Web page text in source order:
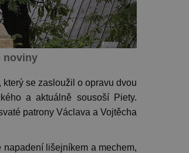
noviny
se zasloužil o opravu dvou
a aktuálně sousoší Piety.
patrony Václava a Vojtěcha
lišejníkem a mechem,